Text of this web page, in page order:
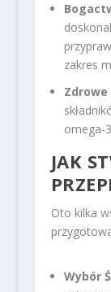
zakres
Zdrowe
omega-
JAK
Oto kilka
Wybór